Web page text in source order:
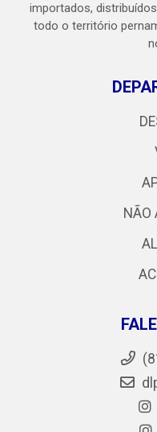
importados,
todo o território
NÃO